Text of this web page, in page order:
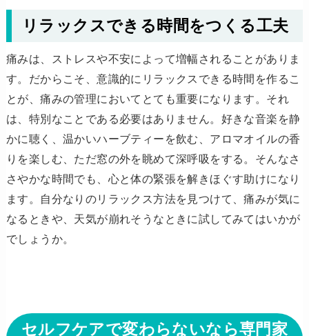
リラックスできる時間をつくる工夫
痛みは、ストレスや不安によって増幅されることがありま
す。だからこそ、意識的にリラックスできる時間を作るこ
とが、痛みの管理においてとても重要になります。それ
は、特別なことである必要はありません。好きな音楽を静
かに聴く、温かいハーブティーを飲む、アロマオイルの香
りを楽しむ、ただ窓の外を眺めて深呼吸をする。そんなさ
さやかな時間でも、心と体の緊張を解きほぐす助けになり
ます。自分なりのリラックス方法を見つけて、痛みが気に
なるときや、天気が崩れそうなときに試してみてはいかが
でしょうか。
セルフケアで変わらないなら専門家